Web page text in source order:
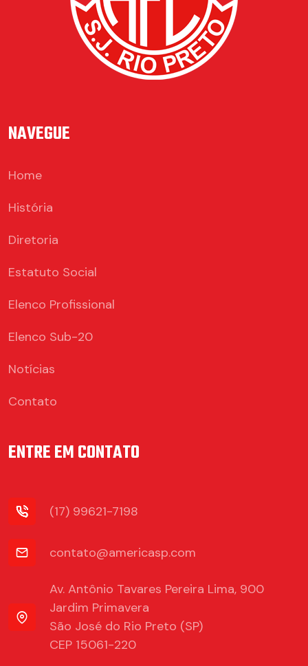
NAVEGUE
Home
História
Diretoria
Estatuto Social
Elenco Profissional
Elenco Sub-20
Notícias
Contato
ENTRE EM CONTATO
(17) 99621-7198
contato@americasp.com
Av. Antônio Tavares Pereira Lima, 900
Jardim Primavera
São José do Rio Preto (SP)
CEP 15061-220